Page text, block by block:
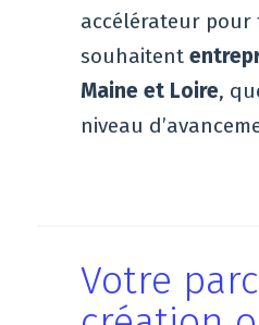
accélérateur pour
souhaitent
Maine et Loire,
niveau
Votre